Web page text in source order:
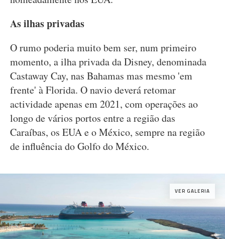
As ilhas privadas
O rumo poderia muito bem ser, num primeiro
momento, a ilha privada da Disney, denominada
Castaway Cay, nas Bahamas mas mesmo 'em
frente' à Florida. O navio deverá retomar
actividade apenas em 2021, com operações ao
longo de vários portos entre a região das
Caraíbas, os EUA e o México, sempre na região
de influência do Golfo do México.
VER GALERIA